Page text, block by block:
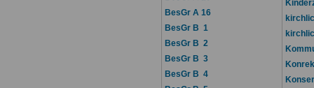
BesGr A 16
BesGr B 1
BesGr B 2
BesGr B 3
BesGr B 4